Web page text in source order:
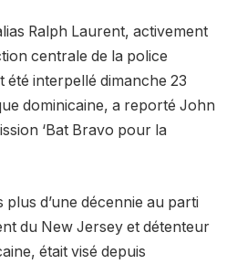
Ralph Laurent, activement
centrale de la police
été interpellé dimanche 23
dominicaine, a reporté John
‘Bat Bravo pour la
plus d’une décennie au parti
du New Jersey et détenteur
était visé depuis